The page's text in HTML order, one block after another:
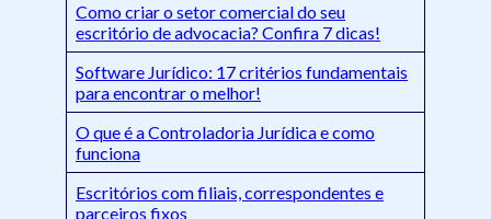
Como criar o setor comercial do seu
escritório de advocacia? Confira 7 dicas!
Software Jurídico: 17 critérios fundamentais
para encontrar o melhor!
O que é a Controladoria Jurídica e como
funciona
Escritórios com filiais, correspondentes e
parceiros fixos